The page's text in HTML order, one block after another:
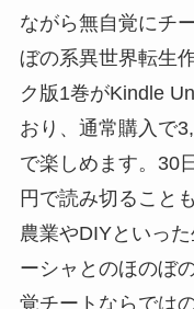
ながら無自覚にチ
ぼの系異世界転生
ク版1巻がKindle
おり、通常購入で
で楽しめます。30
円で読み切ること
農業やDIYといっ
ーシャとのほのぼ
覚チートならでは